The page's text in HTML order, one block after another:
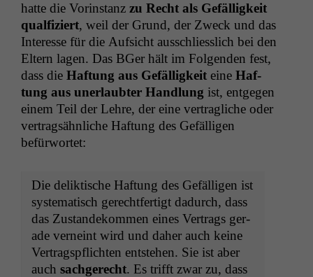
hat­te die Vorin­stanz zu Recht als Gefäl­ligkeit
qual­fiziert, weil der Grund, der Zweck und das
Inter­esse für die Auf­sicht auss­chliesslich bei den
Eltern lagen. Das BGer hält im Fol­gen­den fest,
dass die Haf­tung aus Gefäl­ligkeit eine Haf­
tung aus uner­laubter Hand­lung ist, ent­ge­gen
einem Teil der Lehre, der eine ver­tragliche oder
ver­tragsähn­liche Haf­tung des Gefäl­li­gen
befürwortet:
Die delik­tis­che Haf­tung des Gefäl­li­gen ist
sys­tem­a­tisch gerecht­fer­tigt dadurch, dass
das Zus­tandekom­men eines Ver­trags ger­
ade verneint wird und daher auch keine
Ver­tragspflicht­en entste­hen. Sie ist aber
auch sachgerecht. Es trifft zwar zu, dass